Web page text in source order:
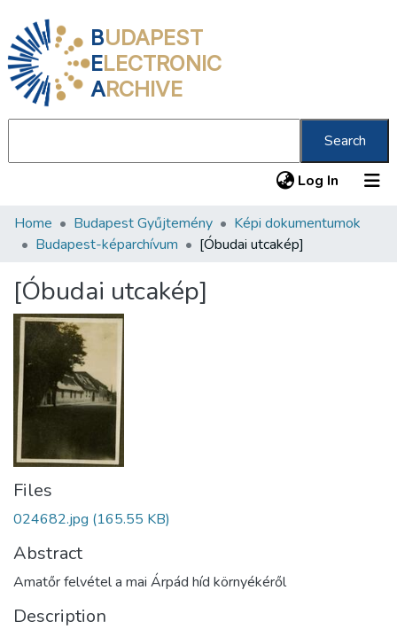
BUDAPEST
ELECTRONIC
ARCHIVE
Search
Log In (current)
Communities & Collections
Statistics
About us
Home Budapest Gyűjtemény
Képi dokumentumok
Budapest-képarchívum
[Óbudai utcakép]
[Óbudai utcakép]
Files
024682.jpg (165.55 KB)
Abstract
Amatőr felvétel a mai Árpád híd környékéről
Description